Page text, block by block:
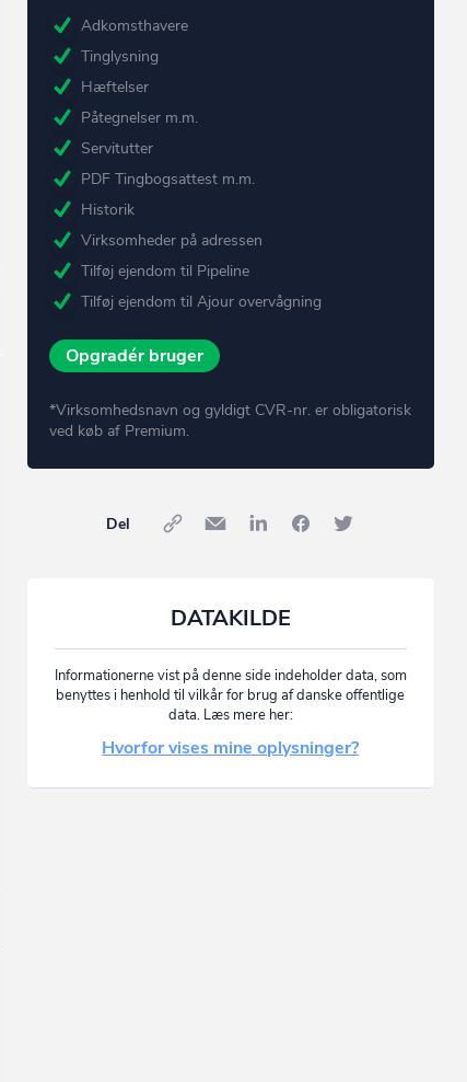
Adkomsthavere
Tinglysning
Hæftelser
Påtegnelser m.m.
Servitutter
PDF Tingbogsattest m.m.
Historik
Virksomheder på adressen
Tilføj ejendom til Pipeline
Tilføj ejendom til Ajour overvågning
Opgradér bruger
*Virksomhedsnavn og gyldigt CVR-nr. er obligatorisk
ved køb af Premium.
Del
DATAKILDE
Informationerne vist på denne side indeholder data, som
benyttes i henhold til vilkår for brug af danske offentlige
data. Læs mere her:
Hvorfor vises mine oplysninger?